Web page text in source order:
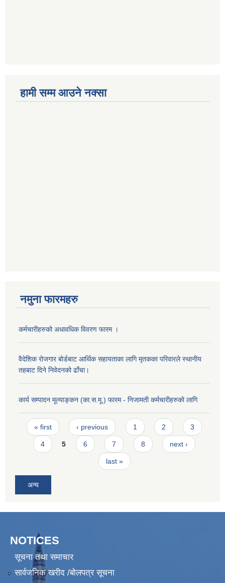
हामी सम्म आउने नक्सा
नमुना फारमहरु
कर्मचारीहरुको अधावधिक विवरण फारम ।
वैदेशिक रोजगार बोर्डबाट आर्थिक सहायताका लागि मृतकका परिवारले स्थानीय
तहबाट दिने निवेदनको ढाँचा।
कार्य सम्पादन मूल्याङ्कन (का.स.मू.) फारम - निजामती कर्मचारीहरुको लागि
Pages
« first ‹ previous 1 2 3
4 5 6 7 8 next ›
last »
अन्य
NOTICES
सूचना तथा समाचार
सार्वजनिक खरीद /बोलपत्र सूचना